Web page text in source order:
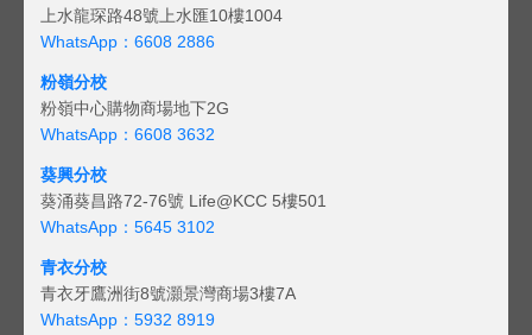
上水龍琛路48號上水匯10樓1004
WhatsApp：6608 2886
粉嶺分校
粉嶺中心購物商場地下2G
WhatsApp：6608 3632
葵興分校
葵涌葵昌路72-76號 Life@KCC 5樓501
WhatsApp：5645 3102
青衣分校
青衣牙鷹洲街8號灝景灣商場3樓7A
WhatsApp：5932 8919